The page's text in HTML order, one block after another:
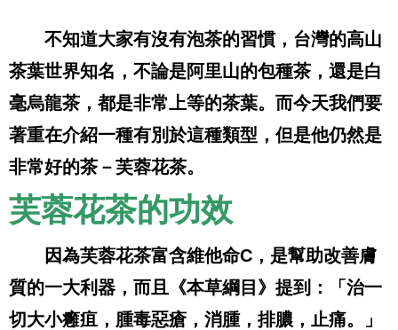
不知道大家有沒有泡茶的習慣，台灣的高山
茶葉世界知名，不論是阿里山的包種茶，還是白
毫烏龍茶，都是非常上等的茶葉。而今天我們要
著重在介紹一種有別於這種類型，但是他仍然是
非常好的茶－芙蓉花茶。
芙蓉花茶的功效
因為芙蓉花茶富含維他命C ，是幫助改善膚
質的一大利器，而且《本草綱目》提到：「治一
切大小癰疽，腫毒惡瘡，消腫，排膿，止痛。」